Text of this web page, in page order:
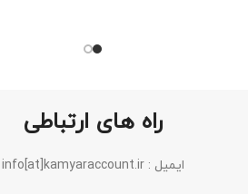
راه های ارتباطی
ایمیل : info[at]kamyaraccount.ir